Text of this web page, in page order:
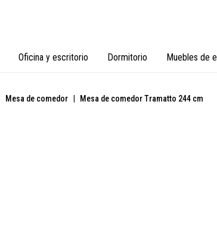
Oficina y escritorio Dormitorio Muebles de
Mesa de comedor Mesa de comedor Tramatto 244 cm